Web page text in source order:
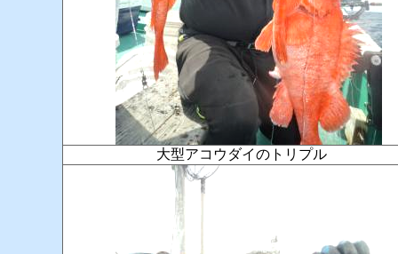
大型アコウダイのトリプル